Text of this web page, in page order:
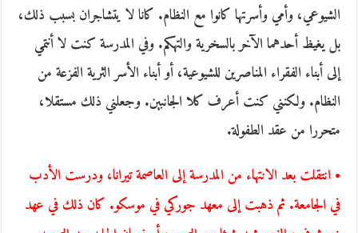
الشيوعي، وأمي وأسرتها كانوا مع النظام. كانا لا يتشاجران بسبب ذلك،
بل يغيظ أحدهما الآخر بالسخرية والتهكم. وفي المدرسة كنت لا أنتمي
إلى أبناء الفقراء المناصرين للشيوعية، أو أبناء الأسر الثرية الفزعة من
النظام. ولكنني كنت أعرف كلا الجانبين. وجعلني ذلك مستقلا،
متحررا من عقد الطفولة.
• انتقلت بعد الانتهاء من المدرسة إلى العاصمة تيرانا، ودرست الأدب
في الجامعة. ثم ذهبت إلى معهد جوركي في موسكو. كان ذلك في عهد